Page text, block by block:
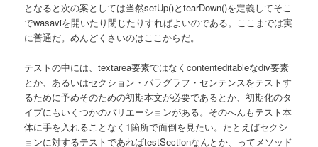
となると次の案としては当然setUp()とtearDown()を定義してそこ
でwasaviを開いたり閉じたりすればよいのである。ここまでは実
に普通だ。めんどくさいのはここからだ。
テストの中には、textarea要素ではなくcontenteditableなdiv要素
とか、あるいはセクション・パラグラフ・センテンスをテストす
るために予めそのための初期本文が必要であるとか、初期化のタ
イプにもいくつかのバリエーションがある。そのへんもテスト本
体に手を入れることなく1箇所で面倒を見たい。たとえばセクシ
ョンに対するテストであればtestSectionなんとか、ってメソッド